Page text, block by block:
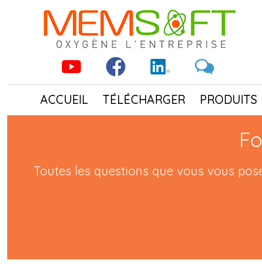
ACCUEIL TÉLÉCHARGER PRODUITS
Toutes les questions que vous vous